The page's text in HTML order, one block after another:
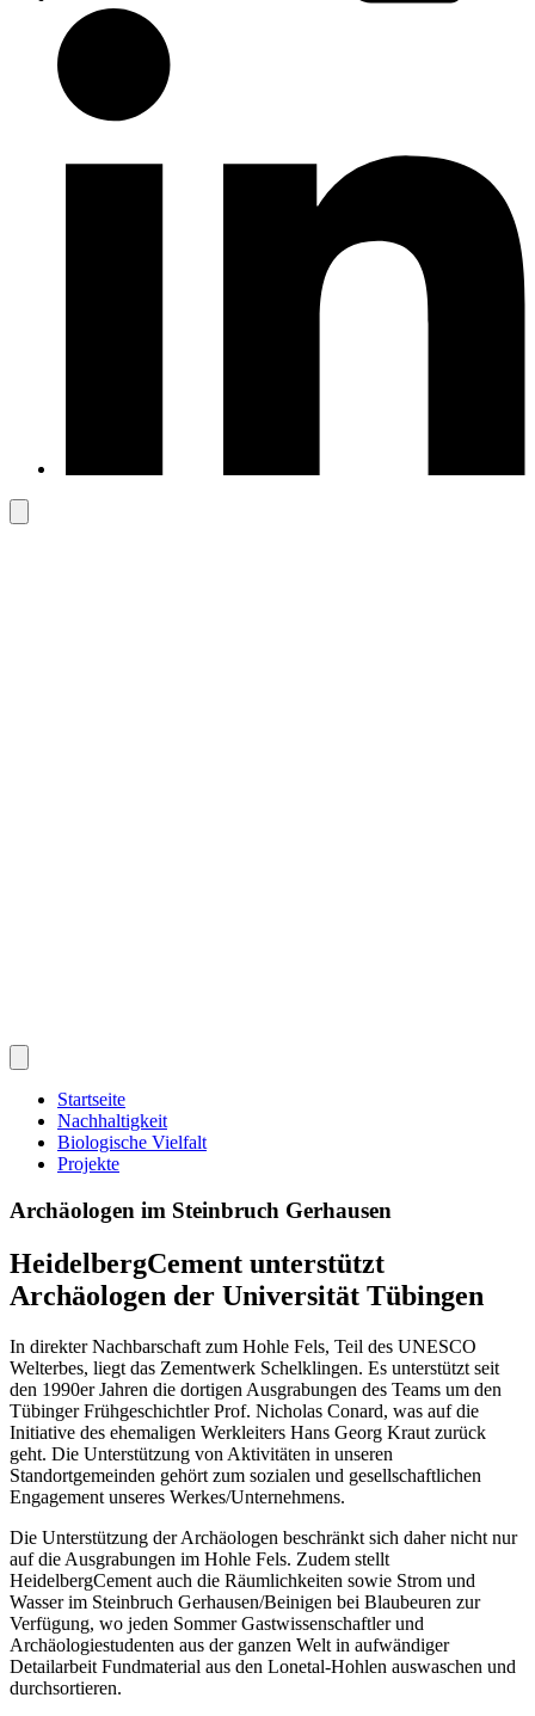
Startseite
Nachhaltigkeit
Biologische Vielfalt
Projekte
Archäologen im Steinbruch Gerhausen
HeidelbergCement unterstützt
Archäologen der Universität Tübingen
In direkter Nachbarschaft zum Hohle Fels, Teil des UNESCO
Welterbes, liegt das Zementwerk Schelklingen. Es unterstützt seit
den 1990er Jahren die dortigen Ausgrabungen des Teams um den
Tübinger Frühgeschichtler Prof. Nicholas Conard, was auf die
Initiative des ehemaligen Werkleiters Hans Georg Kraut zurück
geht. Die Unterstützung von Aktivitäten in unseren
Standortgemeinden gehört zum sozialen und gesellschaftlichen
Engagement unseres Werkes/Unternehmens.
Die Unterstützung der Archäologen beschränkt sich daher nicht nur
auf die Ausgrabungen im Hohle Fels. Zudem stellt
HeidelbergCement auch die Räumlichkeiten sowie Strom und
Wasser im Steinbruch Gerhausen/Beinigen bei Blaubeuren zur
Verfügung, wo jeden Sommer Gastwissenschaftler und
Archäologiestudenten aus der ganzen Welt in aufwändiger
Detailarbeit Fundmaterial aus den Lonetal-Hohlen auswaschen und
durchsortieren.